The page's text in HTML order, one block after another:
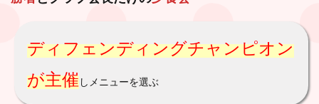
ディフェンディングチャンピオン
が主催しメニューを選ぶ